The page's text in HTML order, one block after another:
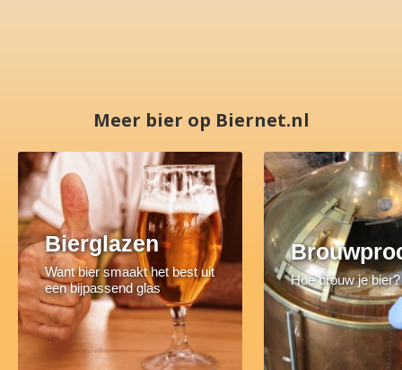
Meer bier op Biernet.nl
Bierglazen
Want bier smaakt het best uit
een bijpassend glas
Hoe brouw je bier?